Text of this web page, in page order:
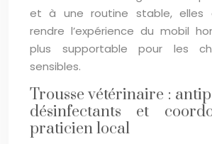
et à une routine stable, elles
rendre l’expérience du mobil
plus supportable pour les
sensibles.
Trousse vétérinaire :
désinfectants et
praticien local